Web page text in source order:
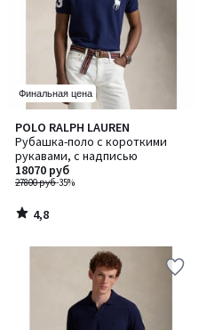
Финальная цена
POLO RALPH LAUREN
Рубашка-поло с короткими
рукавами, c надписью
27800 руб-35%
18070 руб
4,8
/ 5
4,8
/